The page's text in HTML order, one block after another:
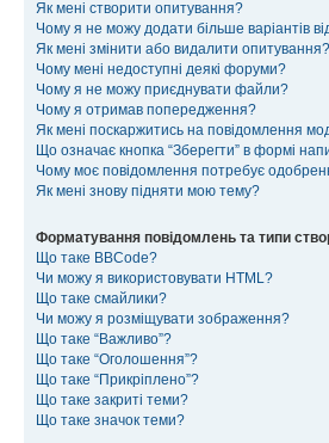
Як мені створити опитування?
Чому я не можу додати більше варіантів
Як мені змінити або видалити опитування?
Чому мені недоступні деякі форуми?
Чому я не можу приєднувати файли?
Чому я отримав попередження?
Як мені поскаржитись на повідомлення
Що означає кнопка “Зберегти” в формі
Чому моє повідомлення потребує
Як мені знову підняти мою тему?
Форматування повідомлень та типи
Що таке BBCode?
Чи можу я використовувати HTML?
Що таке смайлики?
Чи можу я розміщувати зображення?
Що таке “Важливо”?
Що таке “Оголошення”?
Що таке “Прикріплено”?
Що таке закриті теми?
Що таке значок теми?